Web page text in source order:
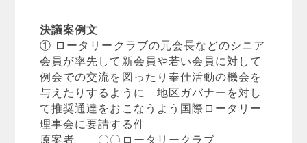
決議案例文
① ロータリークラブの元会長などのシニア
会員が率先して新会員や若い会員に対して
例会での交流を図ったり奉仕活動の機会を
与えたりするように 地区ガバナーを対し
て推奨通達をおこなうよう国際ロータリー
理事会に要請する件
原案者 〇〇ロータリークラブ